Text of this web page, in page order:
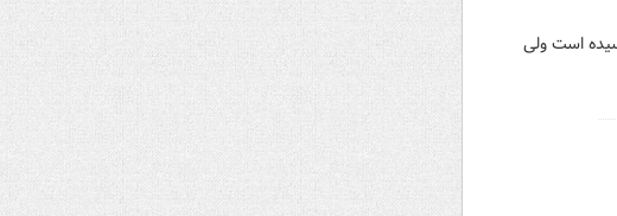
است ولی